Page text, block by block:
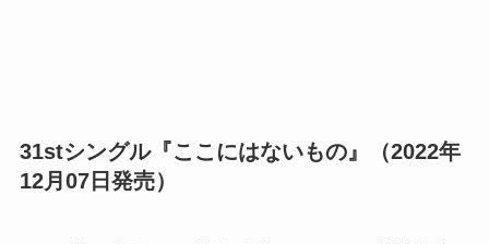
31stシングル『ここにはないもの』（2022年
12月07日発売）